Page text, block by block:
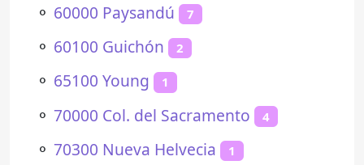
⚬ 60000 Paysandú 7
⚬ 60100 Guichón 2
⚬ 65100 Young 1
⚬ 70000 Col. del Sacramento 4
⚬ 70300 Nueva Helvecia 1